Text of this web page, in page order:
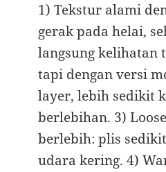
1) Tekstur alami
gerak pada helai,
langsung kelihatan
tapi dengan versi
layer, lebih sedikit
berlebihan. 3)
berlebih: plis
udara kering. 4)